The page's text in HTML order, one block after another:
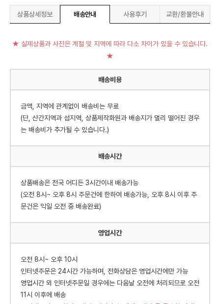
상품상세정보 배송안내 사용후기 교환/환불안내
★ 실제상품과 사진은 계절 및 지역에 따라 다소 차이가 있을 수 있습니다.
★
배송비용
금액, 지역에 관계없이 배송비는 무료
(단, 산간지역과 섬지역, 상품제작화원과 배송지가 멀리 떨어진 경우
는 배송비가 추가될 수 있습니다.)
배송시간
상품배송은 전국 어디든 3시간이내 배송가능
(오전 8시~ 오후 8시 주문건에 한하여 배송가능, 오후 8시 이후 주
문건은 익일 오전 중 배송완료)
영업시간
오전 8시~ 오후 10시
인터넷주문은 24시간 가능하며, 전화상담은 영업시간에만 가능
영업시간 외 인터넷주문일 경우에는 다음날 오전에 처리되므로 오전
11시 이후에 배송